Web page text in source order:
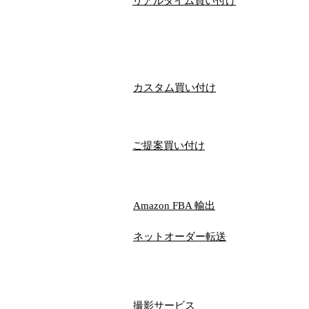
​カスタム買い付け
ご提案買い付け
​Amazon FBA 輸出
ネットオーダー​転送
撮影サービス